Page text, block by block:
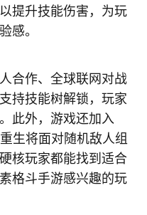
提升技能伤害，为玩
感。
合作、全球联网对战
持技能树解锁，玩家
此外，游戏还加入
生将面对随机敌人组
核玩家都能找到适合
格斗手游感兴趣的玩